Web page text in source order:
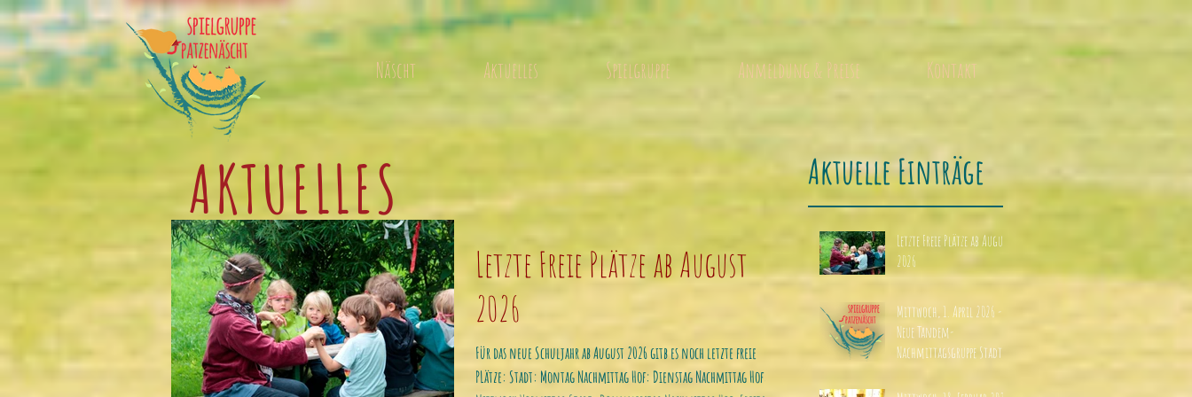
Näscht Aktuelles Spielgruppe Anmeldung & Preise Kontakt
Letzte Freie Plätze ab August
2026
Für das neue Schuljahr ab August 2026 gitb es noch letzte freie
PLätze: Stadt: Montag Nachmittag Hof: Dienstag Nachmittag Hof:
AKTUELLES AktuelleEinträge
Letzte Freie Plätze ab August
2026
Mittwoch, 1. April 2026 -
Neue Tandem-
Nachmittagsgruppe Stadt